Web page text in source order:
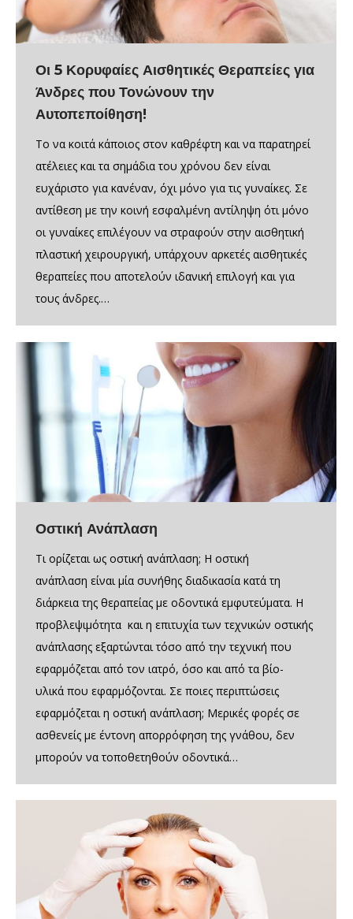
Οι 5 Κορυφαίες Αισθητικές Θεραπείες για
Άνδρες που Τονώνουν την
Αυτοπεποίθηση!
Το να κοιτά κάποιος στον καθρέφτη και να παρατηρεί
ατέλειες και τα σημάδια του χρόνου δεν είναι
ευχάριστο για κανέναν, όχι μόνο για τις γυναίκες. Σε
αντίθεση με την κοινή εσφαλμένη αντίληψη ότι μόνο
οι γυναίκες επιλέγουν να στραφούν στην αισθητική
πλαστική χειρουργική, υπάρχουν αρκετές αισθητικές
θεραπείες που αποτελούν ιδανική επιλογή και για
τους άνδρες.…
Οστική Ανάπλαση
Τι ορίζεται ως οστική ανάπλαση; Η οστική
ανάπλαση είναι μία συνήθης διαδικασία κατά τη
διάρκεια της θεραπείας με οδοντικά εμφυτεύματα. Η
προβλεψιμότητα και η επιτυχία των τεχνικών οστικής
ανάπλασης εξαρτώνται τόσο από την τεχνική που
εφαρμόζεται από τον ιατρό, όσο και από τα βίο-
υλικά που εφαρμόζονται. Σε ποιες περιπτώσεις
εφαρμόζεται η οστική ανάπλαση; Μερικές φορές σε
ασθενείς με έντονη απορρόφηση της γνάθου, δεν
μπορούν να τοποθετηθούν οδοντικά…